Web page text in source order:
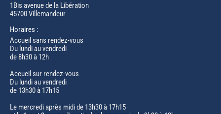
1Bis avenue de la Libération
45700 Villemandeur
Horaires :
Accueil sans rendez-vous
Du lundi au vendredi
de 8h30 à 12h
Accueil sur rendez-vous
Du lundi au vendredi
de 13h30 à 17h15
Le mercredi après midi de 13h30 à 17h15